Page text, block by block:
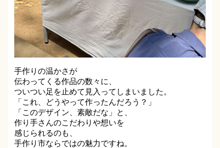
手作りの温かさが
伝わってくる作品の数々に、
ついつい足を止めて見入ってしまいました。
「これ、どうやって作ったんだろう？」
「このデザイン、素敵だな」と、
作り手さんのこだわりや想いを
感じられるのも、
手作り市ならではの魅力ですね。